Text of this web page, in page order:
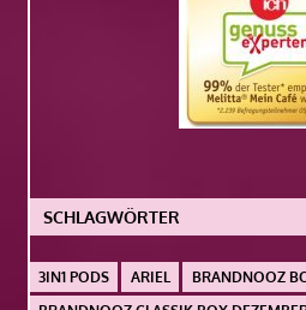
SCHLAGWÖRTER
3IN1 PODS ARIEL
BRANDNOOZ